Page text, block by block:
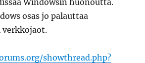
Windowsin huonoutta.
osas jo palauttaa
verkkojaot.
showthread.php?